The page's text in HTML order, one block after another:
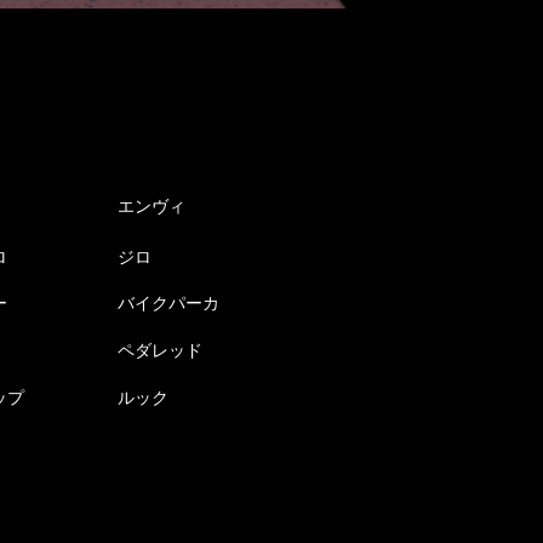
エンヴィ
ジロ
バイクパーカ
ペダレッド
プ ルック